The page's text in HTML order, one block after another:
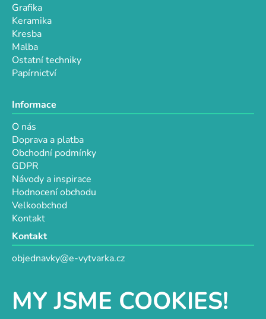
MY JSME COOKIES!
Grafika
Keramika
Kresba
Malba
Ostatní techniky
Papírnictví
Informace
O nás
Doprava a platba
Obchodní podmínky
GDPR
Návody a inspirace
Hodnocení obchodu
Velkoobchod
Kontakt
Kontakt
objednavky@e-vytvarka.cz
Facebook